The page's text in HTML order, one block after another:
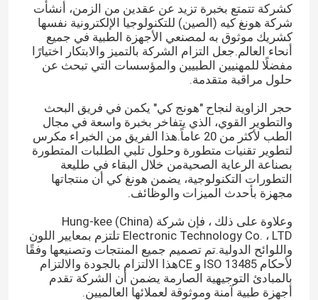
كشركة تتمتع بخبرة تزيد عن عقدين من الزمن، أنشأت
شركة هونغ كيه (الصين) للتكنولوجيا الإلكترونية نفسها
كشريك موثوق به لمصنعي الأجهزة الطبية في جميع
أنحاء العالم.جعل التزام الشركة بالتميز والابتكار اختيارًا
مفضلًا للمهنيين الطبيين والمؤسسات التي تبحث عن
حلول مراقبة متقدمة.
حجر الزاوية لنجاح "هونج كي" يكمن في فريق البحث
والتطوير القوي، الذي يتفاخر بخبرة واسعة في مجال
الطب لأكثر من 20 عاماً.هذا الفريق من الخبراء مكرس
لتطوير تقنيات متطورة وحلول تلبي الطلبات المتطورة
بصناعة الرعاية الصحيةمن خلال البقاء في طليعة
التطورات التكنولوجية، يضمن هونغ كي أن منتجاتها
مجهزة بأحدث الميزات والوظائف.
وعلاوة على ذلك ، فإن شركة Hung-kee (China)
Electronic Technology Co. ، LTD تلتزم بمعايير اللون
واللوائح الدولية.تم تصميم جميع المنتجات وتصنيعها وفقًا
لأحكام ISO 13485 و CEهذا الالتزام بالجودة والالتزام
بالمبادئ التوجيهية الصارمة يضمن أن الشركة تقدم
أجهزة طبية آمنة وموثوقة لعملائها العالميين.